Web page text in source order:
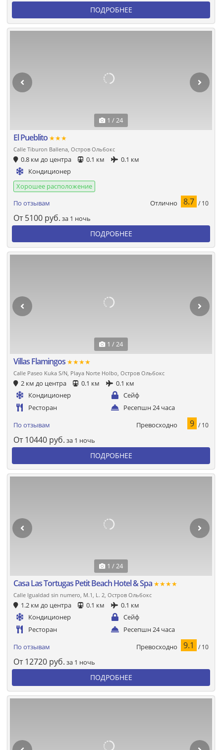
ПОДРОБНЕЕ
1 / 24
El Pueblito ★★★
Calle Tiburon Ballena, Остров Ольбокс
0.8 км до центра 0.1 км
0.1 км
Кондиционер
Хорошее расположение
По отзывам
Отлично 8.7 / 10
От 5100 руб. за 1 ночь
ПОДРОБНЕЕ
1 / 24
Villas Flamingos ★★★★
Calle Paseo Kuka S/N, Playa Norte Holbo, Остров Ольбокс
2 км до центра 0.1 км
0.1 км
Кондиционер
Сейф
Ресторан
Ресепшн 24 часа
По отзывам Превосходно 9 / 10
От 10440 руб. за 1 ночь
ПОДРОБНЕЕ
1 / 24
Casa Las Tortugas Petit Beach Hotel & Spa ★★★★
Calle Igualdad sin numero, M.1, L. 2, Остров Ольбокс
1.2 км до центра 0.1 км
0.1 км
Кондиционер
Сейф
Ресторан
Ресепшн 24 часа
По отзывам Превосходно 9.1 / 10
От 12720 руб. за 1 ночь
ПОДРОБНЕЕ